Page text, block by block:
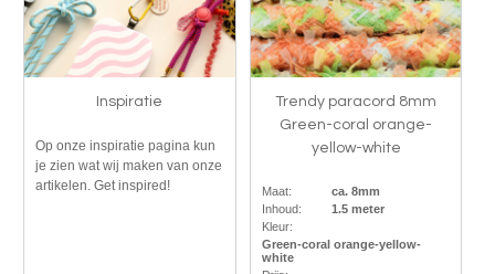
Inspiratie
Op onze inspiratie pagina kun
je zien wat wij maken van onze
artikelen. Get inspired!
Trendy paracord 8mm
Green-coral orange-
yellow-white
Maat:
ca. 8mm
Inhoud:
1.5 meter
Kleur:
Green-coral orange-yellow-
white